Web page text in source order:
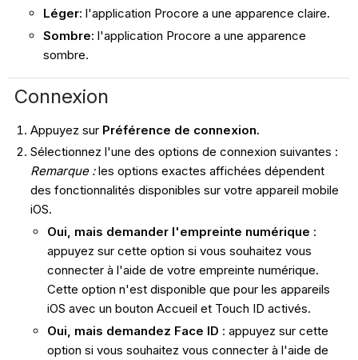
Léger: l'application Procore a une apparence claire.
Sombre: l'application Procore a une apparence
sombre.
Connexion
Appuyez sur Préférence de connexion.
Sélectionnez l'une des options de connexion suivantes :
Remarque :les options exactes affichées dépendent
des fonctionnalités disponibles sur votre appareil mobile
iOS.
Oui, mais demander l'empreinte numérique :
appuyez sur cette option si vous souhaitez vous
connecter à l'aide de votre empreinte numérique.
Cette option n'est disponible que pour les appareils
iOS avec un bouton Accueil et Touch ID activés.
Oui, mais demandez Face ID : appuyez sur cette
option si vous souhaitez vous connecter à l'aide de